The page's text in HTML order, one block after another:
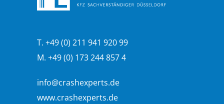
T. +49 (0) 211 941 920 99
M. +49 (0) 173 244 857 4
info@crashexperts.de
www.crashexperts.de